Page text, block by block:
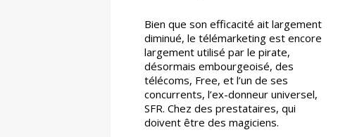
Bien que son efficacité ait largement
diminué, le télémarketing est encore
largement utilisé par le pirate,
désormais embourgeoisé, des
télécoms, Free, et l’un de ses
concurrents, l’ex-donneur universel,
SFR. Chez des prestataires, qui
doivent être des magiciens.